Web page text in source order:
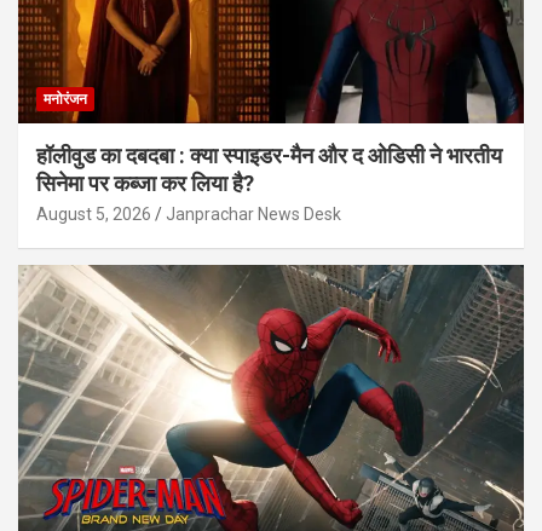
मनोरंजन
हॉलीवुड का दबदबा : क्या स्पाइडर-मैन और द ओडिसी ने भारतीय
सिनेमा पर कब्जा कर लिया है?
August 5, 2026 Janprachar News Desk